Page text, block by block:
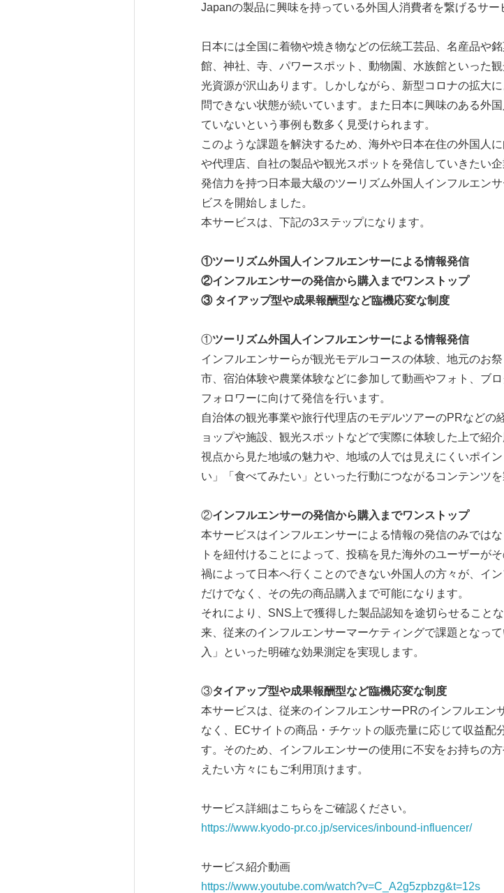
Japanの製品に興味を持っている外国人消費者を繋げるサー
日本には全国に着物や焼き物などの伝統工芸品、名産品や
館、神社、寺、パワースポット、動物園、水族館といった
光資源が沢山あります。しかしながら、新型コロナの拡大
問できない状態が続いています。また日本に興味のある外
ていないという事例も数多く見受けられます。
このような課題を解決するため、海外や日本在住の外国人
や代理店、自社の製品や観光スポットを発信していきたい
発信力を持つ日本最大級のツーリズム外国人インフルエン
ビスを開始しました。
本サービスは、下記の3ステップになります。
①ツーリズム外国人インフルエンサーによる情報発信
②インフルエンサーの発信から購入までワンストップ
③ タイアップ型や成果報酬型など臨機応変な制度
①ツーリズム外国人インフルエンサーによる情報発信
インフルエンサーらが観光モデルコースの体験、地元のお
市、宿泊体験や農業体験などに参加して動画やフォト、ブ
フォロワーに向けて発信を行います。
自治体の観光事業や旅行代理店のモデルツアーのPRなどの
ョップや施設、観光スポットなどで実際に体験した上で紹
視点から見た地域の魅力や、地域の人では見えにくいポイ
い」「食べてみたい」といった行動につながるコンテンツを
②インフルエンサーの発信から購入までワンストップ
本サービスはインフルエンサーによる情報の発信のみでは
トを紐付けることによって、投稿を見た海外のユーザーが
禍によって日本へ行くことのできない外国人の方々が、イ
だけでなく、その先の商品購入まで可能になります。
それにより、SNS上で獲得した製品認知を途切らせること
来、従来のインフルエンサーマーケティングで課題となっ
入」といった明確な効果測定を実現します。
③タイアップ型や成果報酬型など臨機応変な制度
本サービスは、従来のインフルエンサーPRのインフルエン
なく、ECサイトの商品・チケットの販売量に応じて収益配
す。そのため、インフルエンサーの使用に不安をお持ちの
えたい方々にもご利用頂けます。
サービス詳細はこちらをご確認ください。
https://www.kyodo-pr.co.jp/services/inbound-influencer/
サービス紹介動画
https://www.youtube.com/watch?v=C_A2g5zpbzg&t=12s